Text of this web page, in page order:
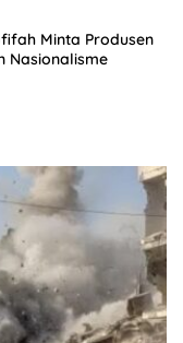
Minta Produsen
Nasionalisme